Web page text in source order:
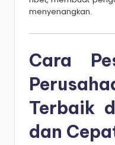
menyenangkan.
Cara
Terbaik
dan